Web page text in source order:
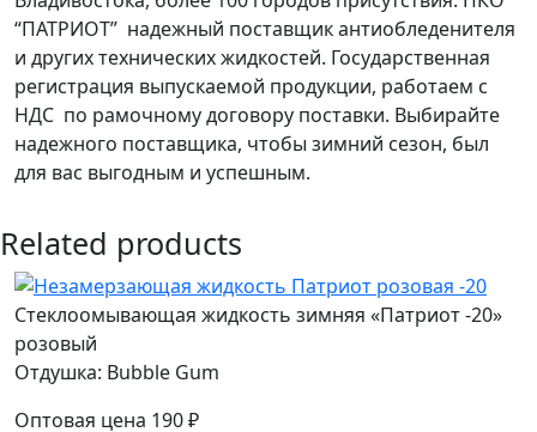
“ПАТРИОТ” надежный поставщик антиобледенителя
и других технических жидкостей. Государственная
регистрация выпускаемой продукции, работаем с
НДС по рамочному договору поставки. Выбирайте
надежного поставщика, чтобы зимний сезон, был
для вас выгодным и успешным.
Related products
Стеклоомывающая жидкость зимняя «Патриот -20»
розовый
Отдушка: Bubble Gum
Оптовая цена 190₽